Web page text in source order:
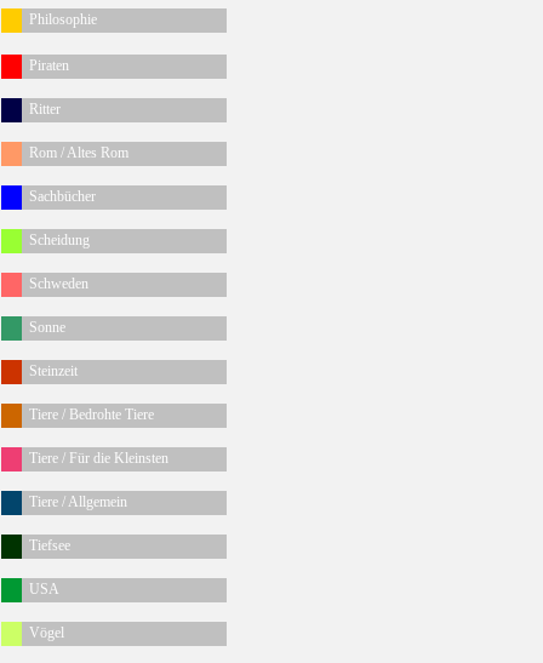
Philosophie
Piraten
Ritter
Rom / Altes Rom
Sachbücher
Scheidung
Schweden
Sonne
Steinzeit
Tiere / Bedrohte Tiere
Tiere / Für die Kleinsten
Tiere / Allgemein
Tiefsee
USA
Vögel